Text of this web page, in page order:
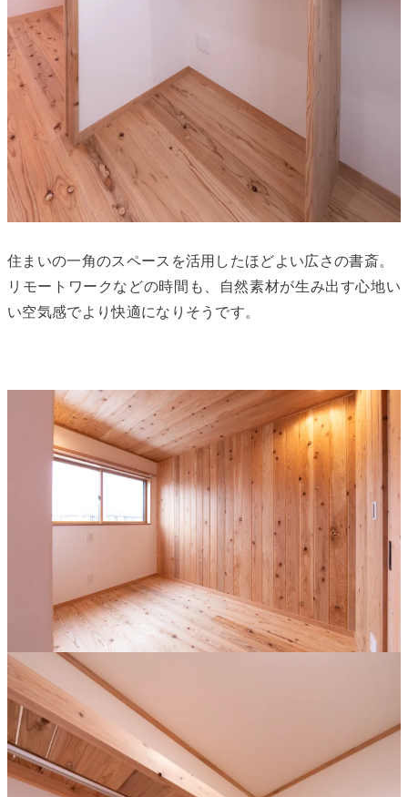
住まいの一角のスペースを活用したほどよい広さの書斎。
リモートワークなどの時間も、自然素材が生み出す心地い
い空気感でより快適になりそうです。